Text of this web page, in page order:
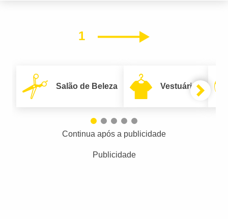
1 Próximo
Salão de Beleza Vestuário
Continua após a publicidade
Publicidade